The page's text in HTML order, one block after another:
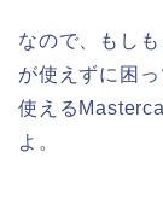
なので、もし
が使えずに困
使える
よ。